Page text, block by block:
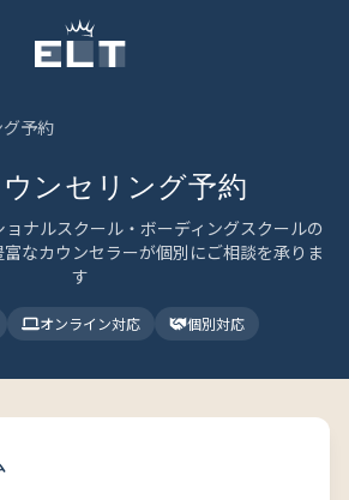
予約
ンセリング予約
ナルスクール・ボーディングスクールの
なカウンセラーが個別にご相談を承りま
す
オンライン対応 個別対応